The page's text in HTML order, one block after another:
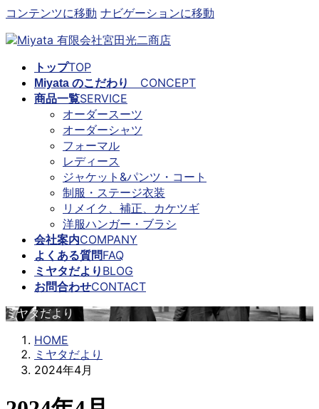
コンテンツに移動 ナビゲーションに移動
トップTOP
Miyata のこだわり CONCEPT
商品一覧SERVICE
オーダースーツ
オーダーシャツ
フォーマル
レディース
ジャケット&パンツ・コート
制服・ステージ衣装
リメイク、補正、カケツギ
洋服ハンガー・ブラシ
会社案内COMPANY
よくある質問FAQ
ミヤタだより BLOG
お問合わせCONTACT
ミヤタだより
HOME
ミヤタだより
2024年4月